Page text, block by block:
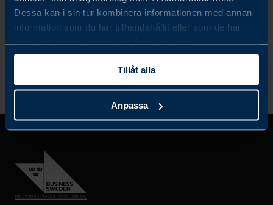
Dessa kan i sin tur kombinera informationen med annan
information som du har tillhandahållit eller som de har
samlat in när du har använt deras tjänster.
Tillåt alla
Anpassa
LÄS MER